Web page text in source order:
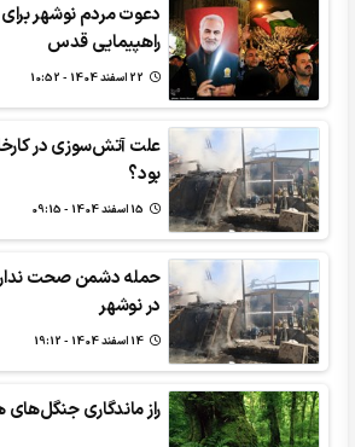
دعوت مردم نوشهر
راهپیمایی قدس
علت آتش‌سوزی در
بود؟
حمله دشمن صحت
در نوشهر
راز ماندگاری